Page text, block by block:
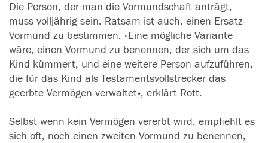
Die Person, der man die Vormundschaft anträgt,
muss volljährig sein. Ratsam ist auch, einen Ersatz-
Vormund zu bestimmen. «Eine mögliche Variante
wäre, einen Vormund zu benennen, der sich um das
Kind kümmert, und eine weitere Person aufzuführen,
die für das Kind als Testamentsvollstrecker das
geerbte Vermögen verwaltet», erklärt Rott.
Selbst wenn kein Vermögen vererbt wird, empfiehlt es
sich oft, noch einen zweiten Vormund zu benennen,